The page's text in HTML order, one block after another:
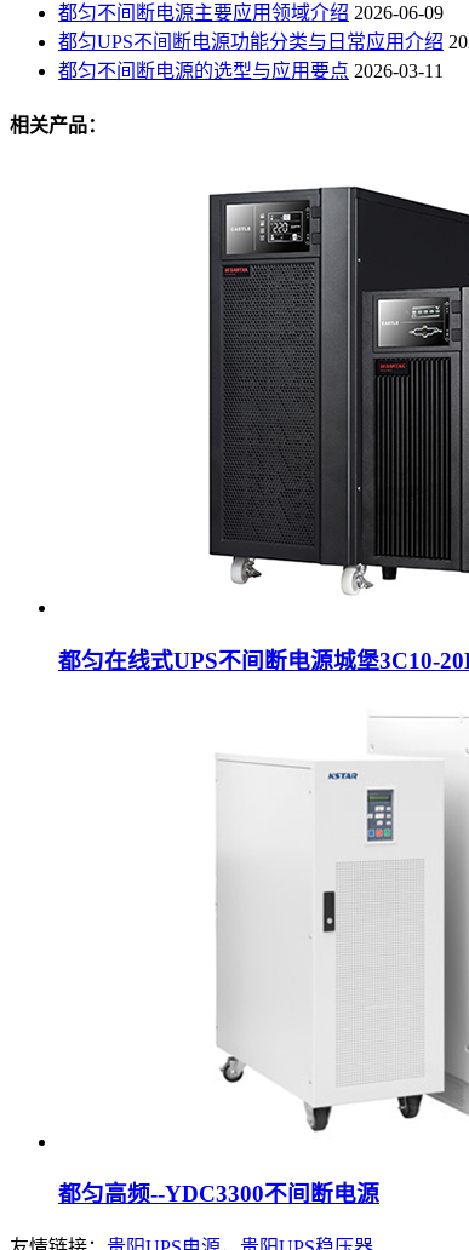
都匀不间断电源主要应用领域介绍 2026-06-09
都匀UPS不间断电源功能分类与日常应用介绍
都匀不间断电源的选型与应用要点 2026-03-11
相关产品：
都匀在线式UPS不间断电源城堡3C10-
都匀高频--YDC3300不间断电源